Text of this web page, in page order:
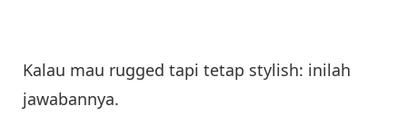
Kalau mau rugged tapi tetap stylish: inilah
jawabannya.